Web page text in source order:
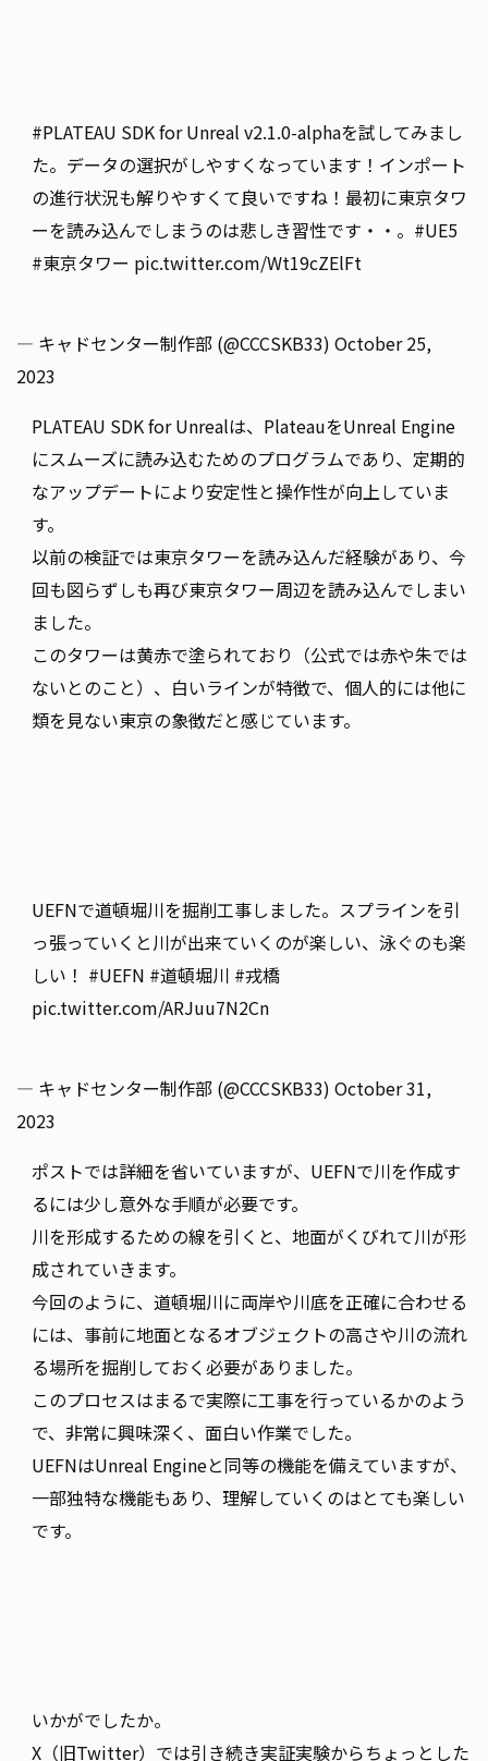
#PLATEAU SDK for Unreal v2.1.0-alphaを試してみまし
た。データの選択がしやすくなっています！インポート
の進行状況も解りやすくて良いですね！最初に東京タワ
ーを読み込んでしまうのは悲しき習性です・・。 #UE5
#東京タワー pic.twitter.com/Wt19cZElFt
— キャドセンター制作部 (@CCCSKB33) October 25,
2023
PLATEAU SDK for Unrealは、PlateauをUnreal Engine
にスムーズに読み込むためのプログラムであり、定期的
なアップデートにより安定性と操作性が向上していま
す。
以前の検証では東京タワーを読み込んだ経験があり、今
回も図らずしも再び東京タワー周辺を読み込んでしまい
ました。
このタワーは黄赤で塗られており（公式では赤や朱では
ないとのこと）、白いラインが特徴で、個人的には他に
類を見ない東京の象徴だと感じています。
UEFNで道頓堀川を掘削工事しました。スプラインを引
っ張っていくと川が出来ていくのが楽しい、泳ぐのも楽
しい！ #UEFN #道頓堀川 #戎橋
pic.twitter.com/ARJuu7N2Cn
— キャドセンター制作部 (@CCCSKB33) October 31,
2023
ポストでは詳細を省いていますが、UEFNで川を作成す
るには少し意外な手順が必要です。
川を形成するための線を引くと、地面がくびれて川が形
成されていきます。
今回のように、道頓堀川に両岸や川底を正確に合わせる
には、事前に地面となるオブジェクトの高さや川の流れ
る場所を掘削しておく必要がありました。
このプロセスはまるで実際に工事を行っているかのよう
で、非常に興味深く、面白い作業でした。
UEFNはUnreal Engineと同等の機能を備えていますが、
一部独特な機能もあり、理解していくのはとても楽しい
です。
いかがでしたか。
X（旧Twitter）では引き続き実証実験からちょっとした